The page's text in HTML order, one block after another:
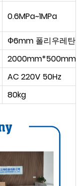
0.6MPa~1MPa
Ф6mm 폴리우레탄
2000mm*500mm
AC 220V 50Hz
80kg